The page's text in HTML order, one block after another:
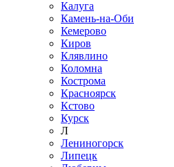
Калуга
Камень-на-Оби
Кемерово
Киров
Клявлино
Коломна
Кострома
Красноярск
Кстово
Курск
Л
Лениногорск
Липецк